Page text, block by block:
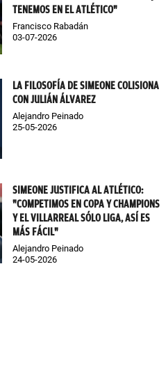
TENEMOS EN EL ATLÉTICO"
Francisco Rabadán
03-07-2026
LA FILOSOFÍA DE SIMEONE COLISIONA
CON JULIÁN ÁLVAREZ
Alejandro Peinado
25-05-2026
SIMEONE JUSTIFICA AL ATLÉTICO:
"COMPETIMOS EN COPA Y CHAMPIONS
Y EL VILLARREAL SÓLO LIGA, ASÍ ES
MÁS FÁCIL"
Alejandro Peinado
24-05-2026